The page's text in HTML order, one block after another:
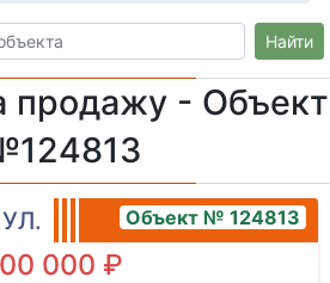
Найти
продажу - Объект
Объект № 124813
000 ₽